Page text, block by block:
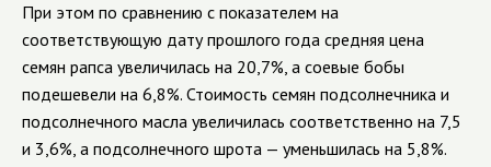
При этом по сравнению с показателем на
соответствующую дату прошлого года средняя цена
семян рапса увеличилась на 20,7%, а соевые бобы
подешевели на 6,8%. Стоимость семян подсолнечника и
подсолнечного масла увеличилась соответственно на 7,5
и 3,6%, а подсолнечного шрота — уменьшилась на 5,8%.